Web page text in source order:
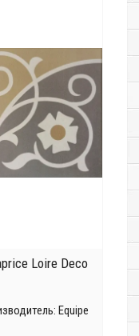
Loire Deco
Equipe